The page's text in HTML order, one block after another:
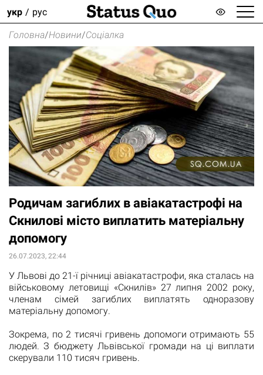
укр рус
Головна/Новини/Соціалка
Родичам загиблих в авіакатастрофі на
Скнилові місто виплатить матеріальну
допомогу
26.07.2023, 22:44
У Львові до 21-ї річниці авіакатастрофи, яка сталась на
військовому летовищі «Скнилів» 27 липня 2002 року,
членам сімей загиблих виплатять одноразову
матеріальну допомогу.
Зокрема, по 2 тисячі гривень допомоги отримають 55
людей. З бюджету Львівської громади на ці виплати
скерували 110 тисяч гривень.